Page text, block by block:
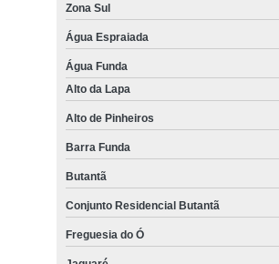
Zona Sul
Água Espraiada
Água Funda
Alto da Lapa
Alto de Pinheiros
Barra Funda
Butantã
Conjunto Residencial Butantã
Freguesia do Ó